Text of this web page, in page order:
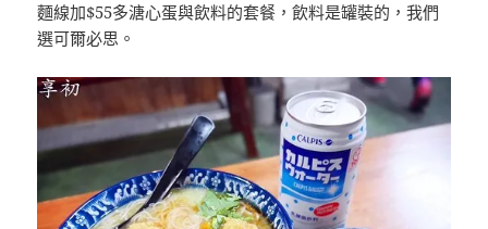
麵線加$55多溏心蛋與飲料的套餐，飲料是罐裝的，我們
選可爾必思。